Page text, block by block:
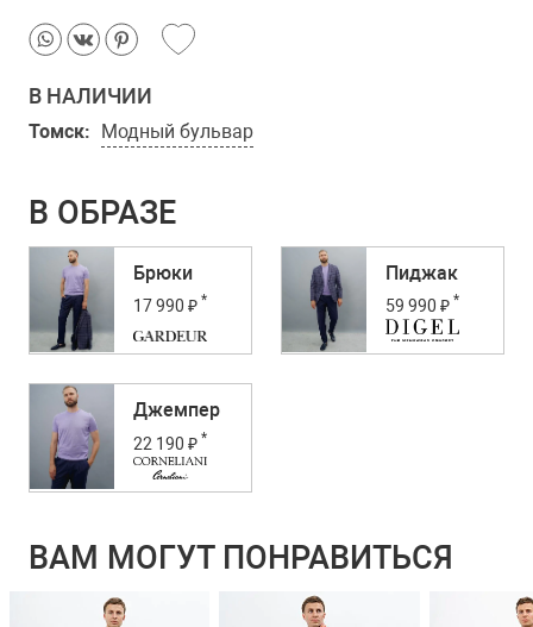
В НАЛИЧИИ
Томск: Модный бульвар
В ОБРАЗЕ
Брюки
17 990 ₽ *
Пиджак
59 990 ₽ *
Джемпер
22 190 ₽ *
ВАМ МОГУТ ПОНРАВИТЬСЯ